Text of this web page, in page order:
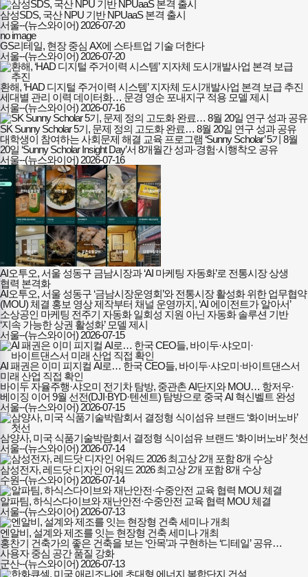
삼성SDS, 국산 NPU 기반 NPUaaS 본격 출시
서울--(뉴스와이어) 2026-07-20
no image
GS리테일, 현장 중심 AX에 스타트업 기술 더한다
서울--(뉴스와이어) 2026-07-20
환해, ‘HAD 디지털 주거이력 시스템’ 지자체 도시개발사업 본격 보급 추진
세대별 관리 이력 데이터화… 문경 영순 포내지구 적용 모델 제시
서울--(뉴스와이어) 2026-07-16
SK Sunny Scholar 5기, 문제 정의 고도화 완료… 8월 20일 연구 성과 공유
대학생이 참여하는 사회문제 해결 교육 프로그램 ‘Sunny Scholar’ 5기 8월
20일 ‘Sunny Scholar Insight Day’서 8개월간 성과·경험·시행착오 공유
서울--(뉴스와이어) 2026-07-16
AI오투오, 서울 성동구 금남시장과 ‘AI 마케팅 자동화’로 전통시장 상생
협력 본격화
AI오투오, 서울 성동구 ‘금남시장운영회’와 전통시장 활성화 위한 업무협약
(MOU) 체결 홍보 영상 제작부터 채널 운영까지, ‘AI 에이전트가 알아서’
소상공인 마케팅 전주기 자동화 일회성 지원 아닌 자동화 솔루션 기반
‘지속 가능한 상권 활성화’ 모델 제시
서울--(뉴스와이어) 2026-07-15
AI 패권은 이미 피지컬 AI로… 한국 CEO들, 바이두·샤오미·바이트댄스서
미래 산업 직접 확인
바이두 자율주행·샤오미 전기차 탐방, 중관촌 AI단지와 MOU… 항저우·
베이징 이어 9월 선전(DJI·BYD·텐센트) 탐방으로 중국 AI 혁신벨트 완성
서울--(뉴스와이어) 2026-07-15
삼양사, 미국 식품기술박람회서 결정형 식이섬유 브랜드 ‘화이버노바’ 첫선
서울--(뉴스와이어) 2026-07-14
삼성전자, 레드닷 디자인 어워드 2026 최고상 2개 포함 8개 수상
수원--(뉴스와이어) 2026-07-14
알파팀, 하식스다이브와 재난안전·수중안전 교육 협력 MOU 체결
서울--(뉴스와이어) 2026-07-13
엔알비, 설계와 제조를 잇는 현장형 건축 세미나 개최
홍찬기 건축가의 좋은 건축을 보는 ‘안목’과 구현하는 ‘디테일’ 공유…
사용자 중심 공간 품질 강화
군산--(뉴스와이어) 2026-07-13